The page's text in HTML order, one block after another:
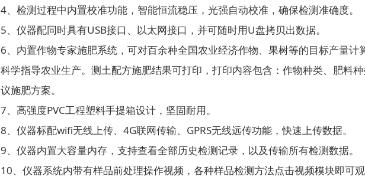
4、检测过程中内置校准功能，智能恒流稳压，光强自动校准，确保检测准确度。
5、仪器配同时具有USB接口、以太网接口，并可随时用U盘拷贝出数据。
6、内置作物专家施肥系统，可对百余种全国农业经济作物、果树等的目标产量计
科学指导农业生产。测土配方施肥结果可打印，打印内容包含：作物种类、肥料
议施肥方案。
7、高强度PVC工程塑料手提箱设计，坚固耐用。
8、仪器标配wifi无线上传、4G联网传输、GPRS无线远传功能，快速上传数据。
9、仪器内置大容量内存，支持查看全部历史检测记录，以及传输所有检测数据。
10、仪器系统内带有样品前处理操作视频，各种样品检测方法点击视频模块即可